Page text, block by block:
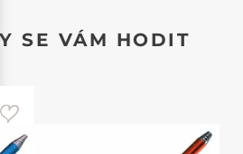
SE VÁM HODIT